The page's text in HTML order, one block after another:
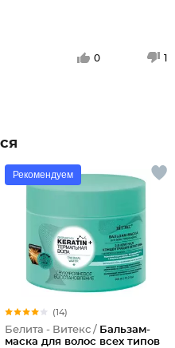
0 1
Рекомендуем
(14)
Белита - Витекс / Бальзам-
маска для волос всех типов